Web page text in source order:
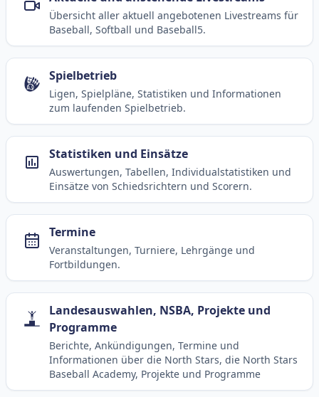
Übersicht aller aktuell angebotenen Livestreams für
Baseball, Softball und Baseball5.
Spielbetrieb
Ligen, Spielpläne, Statistiken und Informationen
zum laufenden Spielbetrieb.
Statistiken und Einsätze
Auswertungen, Tabellen, Individualstatistiken und
Einsätze von Schiedsrichtern und Scorern.
Termine
Veranstaltungen, Turniere, Lehrgänge und
Fortbildungen.
Landesauswahlen, NSBA, Projekte und
Programme
Berichte, Ankündigungen, Termine und
Informationen über die North Stars, die North Stars
Baseball Academy, Projekte und Programme